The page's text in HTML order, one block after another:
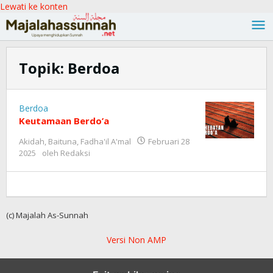
Lewati ke konten
Topik: Berdoa
Berdoa
Keutamaan Berdo’a
Akidah, Baituna, Fadha'il A'mal
Februari 28
2025
oleh Redaksi
(c) Majalah As-Sunnah
Versi Non AMP